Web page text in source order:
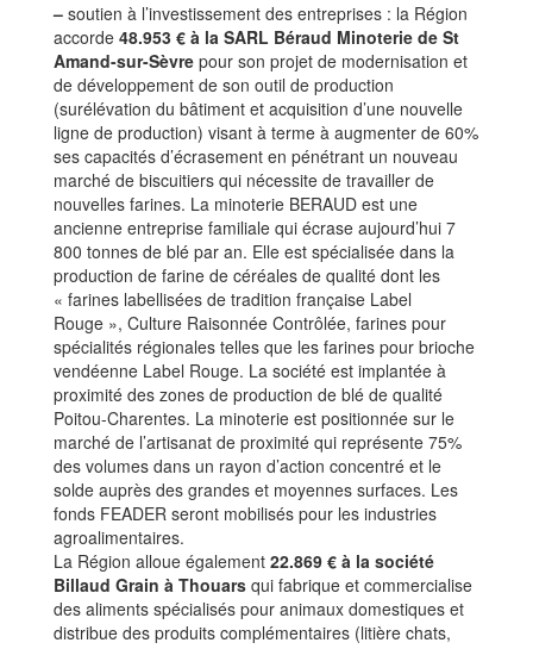
– soutien à l’investissement des entreprises : la Région
accorde 48.953 € à la SARL Béraud Minoterie de St
Amand-sur-Sèvre pour son projet de modernisation et
de développement de son outil de production
(surélévation du bâtiment et acquisition d’une nouvelle
ligne de production) visant à terme à augmenter de 60%
ses capacités d’écrasement en pénétrant un nouveau
marché de biscuitiers qui nécessite de travailler de
nouvelles farines. La minoterie BERAUD est une
ancienne entreprise familiale qui écrase aujourd’hui 7
800 tonnes de blé par an. Elle est spécialisée dans la
production de farine de céréales de qualité dont les
« farines labellisées de tradition française Label
Rouge », Culture Raisonnée Contrôlée, farines pour
spécialités régionales telles que les farines pour brioche
vendéenne Label Rouge. La société est implantée à
proximité des zones de production de blé de qualité
Poitou-Charentes. La minoterie est positionnée sur le
marché de l’artisanat de proximité qui représente 75%
des volumes dans un rayon d’action concentré et le
solde auprès des grandes et moyennes surfaces. Les
fonds FEADER seront mobilisés pour les industries
agroalimentaires.
La Région alloue également 22.869 € à la société
Billaud Grain à Thouars qui fabrique et commercialise
des aliments spécialisés pour animaux domestiques et
distribue des produits complémentaires (litière chats,